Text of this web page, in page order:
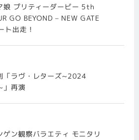
娘 プリティーダービー 5th
GO BEYOND – NEW GATE
ト出走！
「ラヴ・レターズ~2024
再演
ゲン観察バラエティ モニタリ